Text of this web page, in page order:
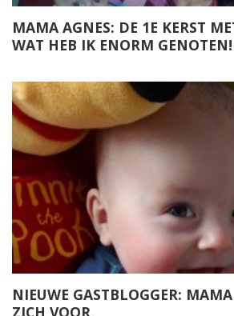
MAMA AGNES: DE 1E KERST
WAT HEB IK ENORM GENOTEN!
NIEUWE GASTBLOGGER:
ZICH VOOR